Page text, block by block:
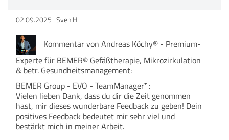
02.09.2025 Sven H.
Kommentar von Andreas Köchy® - Premium-
Experte für BEMER® Gefäßtherapie, Mikrozirkulation
& betr. Gesundheitsmanagement:
BEMER Group - EVO - TeamManager⁺ :
Vielen lieben Dank, dass du dir die Zeit genommen
hast, mir dieses wunderbare Feedback zu geben! Dein
positives Feedback bedeutet mir sehr viel und
bestärkt mich in meiner Arbeit.